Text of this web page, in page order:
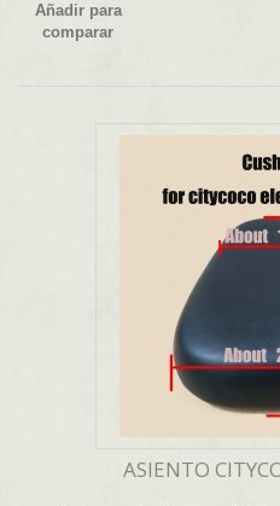
Añadir para
comparar
ASIENTO